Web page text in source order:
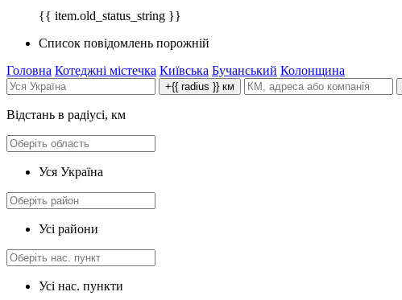
{{ item.old_status_string }}
Список повідомлень порожній
Головна Котеджні містечка Київська Бучанський Колонщина
+{{ radius }} км
Відстань в радіусі, км
Уся Україна
Усі райони
Усі нас. пункти